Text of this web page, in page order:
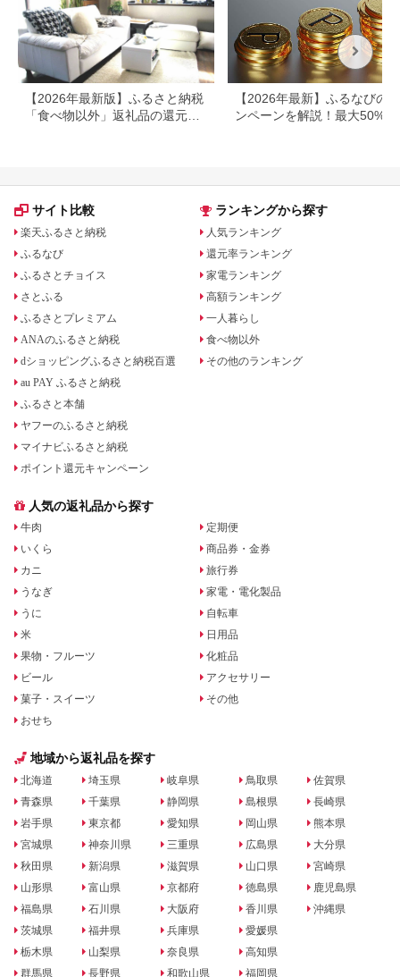
【2026年最新版】ふるさと納税
「食べ物以外」返礼品の還元率
【2026年最新】ふるなびの
ンペーンを解説！最大50%還
サイト比較
楽天ふるさと納税
ふるなび
ふるさとチョイス
さとふる
ふるさとプレミアム
ANAのふるさと納税
dショッピングふるさと納税百選
au PAY ふるさと納税
ふるさと本舗
ヤフーのふるさと納税
マイナビふるさと納税
ポイント還元キャンペーン
ランキングから探す
人気ランキング
還元率ランキング
家電ランキング
高額ランキング
一人暮らし
食べ物以外
その他のランキング
人気の返礼品から探す
牛肉
いくら
カニ
うなぎ
うに
米
果物・フルーツ
ビール
菓子・スイーツ
おせち
定期便
商品券・金券
旅行券
家電・電化製品
自転車
日用品
化粧品
アクセサリー
その他
地域から返礼品を探す
北海道
青森県
岩手県
宮城県
秋田県
山形県
福島県
茨城県
栃木県
群馬県
埼玉県
千葉県
東京都
神奈川県
新潟県
富山県
石川県
福井県
山梨県
長野県
岐阜県
静岡県
愛知県
三重県
滋賀県
京都府
大阪府
兵庫県
奈良県
和歌山県
鳥取県
島根県
岡山県
広島県
山口県
徳島県
香川県
愛媛県
高知県
福岡県
佐賀県
長崎県
熊本県
大分県
宮崎県
鹿児島県
沖縄県